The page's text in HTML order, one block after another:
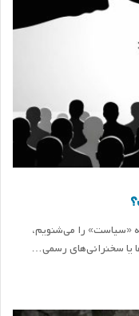
«سیاست» را می‌شنویم،
یا سخنرانی‌های رسمی…